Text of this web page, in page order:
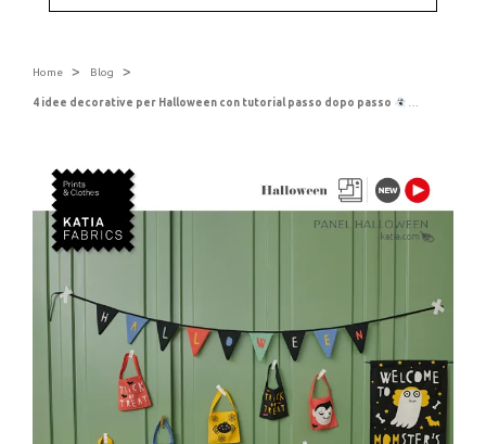
Home > Blog >
4 idee decorative per Halloween con tutorial passo dopo passo